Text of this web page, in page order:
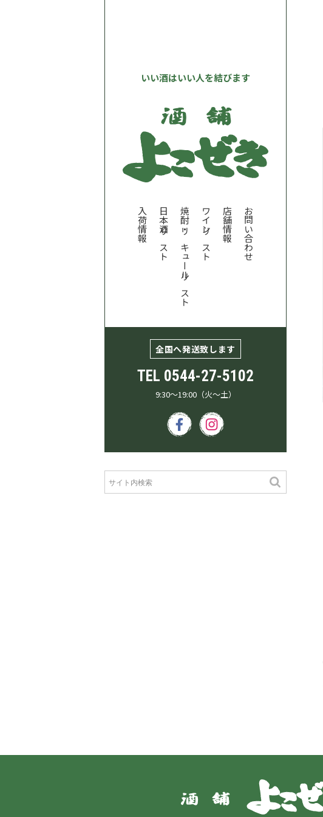
いい酒はいい人を結びます
入荷情報 日本酒リスト 焼酎・リキュールリスト ワインリスト 店舗情報 お問い合わせ
全国へ発送致します
TEL 0544-27-5102
9:30～19:00（火～土）